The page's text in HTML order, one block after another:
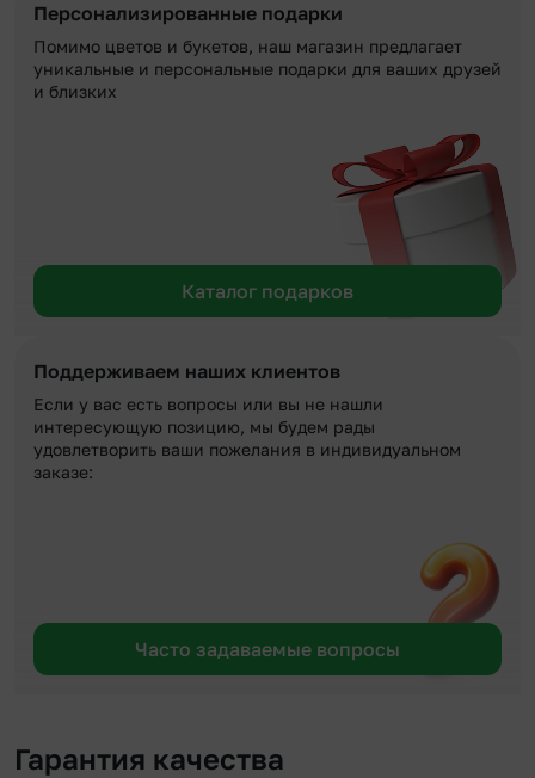
Персонализированные подарки
Помимо цветов и букетов, наш магазин предлагает
уникальные и персональные подарки для ваших друзей
и близких
Каталог подарков
Поддерживаем наших клиентов
Если у вас есть вопросы или вы не нашли
интересующую позицию, мы будем рады
удовлетворить ваши пожелания в индивидуальном
заказе:
Часто задаваемые вопросы
Гарантия качества